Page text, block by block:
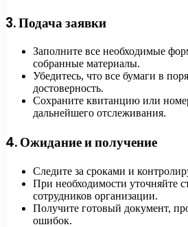
3. Подача заявки
Заполните все необходимые
собранные материалы.
Убедитесь, что все бумаги в
достоверность.
Сохраните квитанцию или
дальнейшего отслеживания.
4. Ожидание и получение
Следите за сроками и
При необходимости уточняйте
сотрудников организации.
Получите готовый документ,
ошибок.